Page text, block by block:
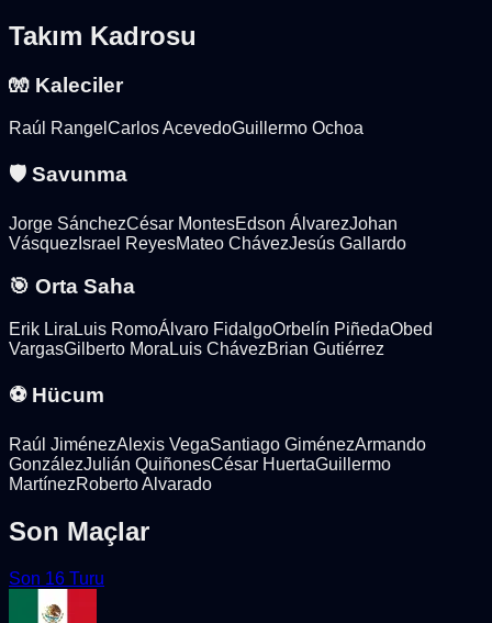
Takım Kadrosu
🧤 Kaleciler
Raúl Rangel Carlos AcevedoGuillermo Ochoa
🛡️ Savunma
Jorge SánchezCésar MontesEdson ÁlvarezJohan
Vásquez Israel ReyesMateo ChávezJesús Gallardo
🎯 Orta Saha
Erik Lira Luis RomoÁlvaro FidalgoOrbelín PiñedaObed
VargasGilberto Mora Luis ChávezBrian Gutiérrez
⚽ Hücum
Raúl JiménezAlexis VegaSantiago GiménezArmando
GonzálezJulián QuiñonesCésar HuertaGuillermo
MartínezRoberto Alvarado
Son Maçlar
Son 16 Turu